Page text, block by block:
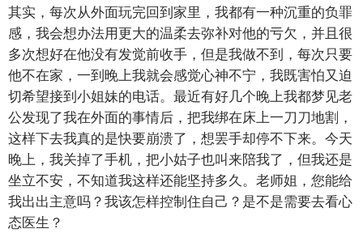
其实，每次从外面玩完回到家里，我都有一种沉重的负罪
感，我会想办法用更大的温柔去弥补对他的亏欠，并且很
多次想好在他没有发觉前收手，但是我做不到，每次只要
他不在家，一到晚上我就会感觉心神不宁，我既害怕又迫
切希望接到小姐妹的电话。最近有好几个晚上我都梦见老
公发现了我在外面的事情后，把我绑在床上一刀刀地割，
这样下去我真的是快要崩溃了，想罢手却停不下来。今天
晚上，我关掉了手机，把小姑子也叫来陪我了，但我还是
坐立不安，不知道我这样还能坚持多久。老师姐，您能给
我出出主意吗？我该怎样控制住自己？是不是需要去看心
态医生？